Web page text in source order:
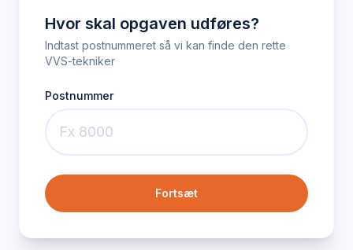
Hvor skal opgaven udføres?
Indtast postnummeret så vi kan finde den rette
VVS-tekniker
Postnummer
Fortsæt